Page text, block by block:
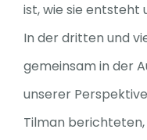
Kontakt
Spenden
ist, wie sie entsteht
In der dritten und
gemeinsam in der
unserer
Tilman